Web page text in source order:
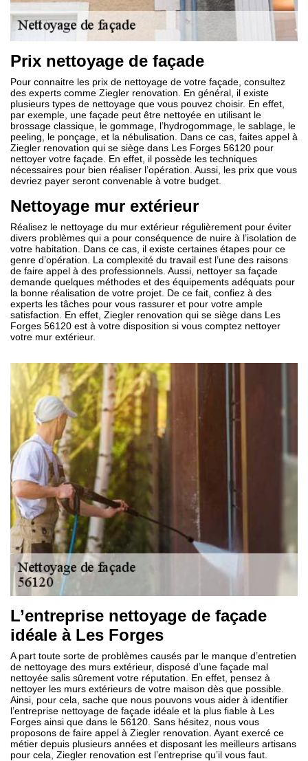
Prix nettoyage de façade
Pour connaitre les prix de nettoyage de votre façade, consultez
des experts comme Ziegler renovation. En général, il existe
plusieurs types de nettoyage que vous pouvez choisir. En effet,
par exemple, une façade peut être nettoyée en utilisant le
brossage classique, le gommage, l’hydrogommage, le sablage, le
peeling, le ponçage, et la nébulisation. Dans ce cas, faites appel à
Ziegler renovation qui se siège dans Les Forges 56120 pour
nettoyer votre façade. En effet, il possède les techniques
nécessaires pour bien réaliser l’opération. Aussi, les prix que vous
devriez payer seront convenable à votre budget.
Nettoyage mur extérieur
Réalisez le nettoyage du mur extérieur régulièrement pour éviter
divers problèmes qui a pour conséquence de nuire à l’isolation de
votre habitation. Dans ce cas, il existe certaines étapes pour ce
genre d’opération. La complexité du travail est l’une des raisons
de faire appel à des professionnels. Aussi, nettoyer sa façade
demande quelques méthodes et des équipements adéquats pour
la bonne réalisation de votre projet. De ce fait, confiez à des
experts les tâches pour vous rassurer et pour votre ample
satisfaction. En effet, Ziegler renovation qui se siège dans Les
Forges 56120 est à votre disposition si vous comptez nettoyer
votre mur extérieur.
L’entreprise nettoyage de façade
idéale à Les Forges
A part toute sorte de problèmes causés par le manque d’entretien
de nettoyage des murs extérieur, disposé d’une façade mal
nettoyée salis sûrement votre réputation. En effet, pensez à
nettoyer les murs extérieurs de votre maison dès que possible.
Ainsi, pour cela, sache que nous pouvons vous aider à identifier
l’entreprise nettoyage de façade idéale et la plus fiable à Les
Forges ainsi que dans le 56120. Sans hésitez, nous vous
proposons de faire appel à Ziegler renovation. Ayant exercé ce
métier depuis plusieurs années et disposant les meilleurs artisans
pour cela, Ziegler renovation est l’entreprise qu’il vous faut.